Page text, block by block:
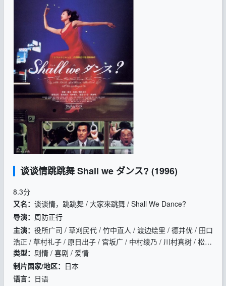
谈谈情跳跳舞 Shall we ダンス? (1996)
8.3分
又名： 谈谈情，跳跳舞 / 大家來跳舞 / Shall We Dance?
导演： 周防正行
主演： 役所广司 / 草刈民代 / 竹中直人 / 渡边绘里 / 德井优 / 田口
浩正 / 草村礼子 / 原日出子 / 宫坂广 / 中村绫乃 / 川村真树 / 松阪
隆子 / 上田耕一 / 西野麻里 / 森山周一郎 / 香川京子 / 罗伯特·霍
夫曼 / 大杉涟 / 石山雄大 / 本田博太郎 / 本木雅弘 / 清水美沙 / 柄
本明
类型： 剧情 / 喜剧 / 爱情
制片国家/地区： 日本
语言： 日语